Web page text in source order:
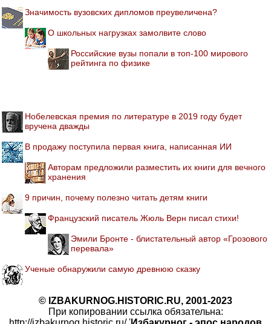
Значимость вузовских дипломов преувеличена?
О школьных нагрузках замолвите слово
Российские вузы попали в топ-100 мирового
рейтинга по физике
Нобелевская премия по литературе в 2019 году будет
вручена дважды
В продажу поступила первая книга, написанная ИИ
Авторам предложили разместить их книги для вечного
хранения
9 причин, почему полезно читать детям книги
Французский писатель Жюль Верн писал стихи!
Эмили Бронте - блистательный автор «Грозового
перевала»
Ученые обнаружили самую древнюю сказку
© IZBAKURNOG.HISTORIC.RU, 2001-2023
При копировании ссылка обязательна: